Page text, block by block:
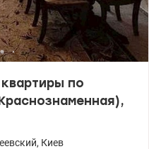
по
, Киев